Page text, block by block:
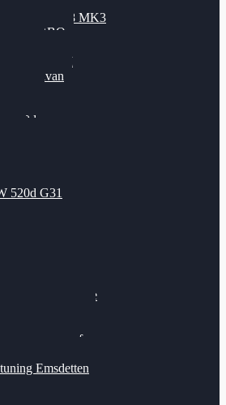
GT-R35 3.8 MK3
Passat 2.0TDI
T6 Multivan
120d
520d G31
Performance
Schüttorf
Emsdetten